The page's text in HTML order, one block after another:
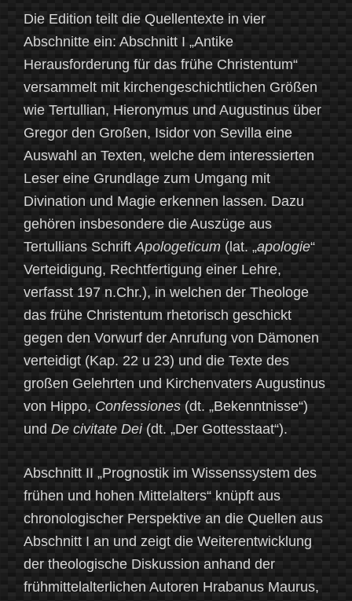
Die Edition teilt die Quellentexte in vier
Abschnitte ein: Abschnitt I „Antike
Herausforderung für das frühe Christentum“
versammelt mit kirchengeschichtlichen Größen
wie Tertullian, Hieronymus und Augustinus über
Gregor den Großen, Isidor von Sevilla eine
Auswahl an Texten, welche dem interessierten
Leser eine Grundlage zum Umgang mit
Divination und Magie erkennen lassen. Dazu
gehören insbesondere die Auszüge aus
Tertullians SchriftApologeticum (lat. „apologie“
Verteidigung, Rechtfertigung einer Lehre,
verfasst 197 n.Chr.), in welchen der Theologe
das frühe Christentum rhetorisch geschickt
gegen den Vorwurf der Anrufung von Dämonen
verteidigt (Kap. 22 u 23) und die Texte des
großen Gelehrten und Kirchenvaters Augustinus
von Hippo, Confessiones (dt. „Bekenntnisse“)
und De civitate Dei(dt. „Der Gottesstaat“).
Abschnitt II „Prognostik im Wissenssystem des
frühen und hohen Mittelalters“ knüpft aus
chronologischer Perspektive an die Quellen aus
Abschnitt I an und zeigt die Weiterentwicklung
der theologische Diskussion anhand der
frühmittelalterlichen Autoren Hrabanus Maurus,